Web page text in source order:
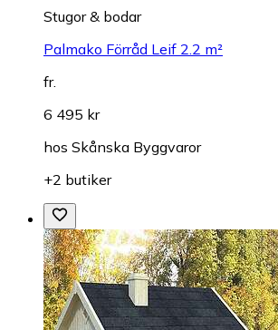
Stugor & bodar
Palmako Förråd Leif 2.2 m²
fr.
6 495 kr
hos Skånska Byggvaror
+2 butiker